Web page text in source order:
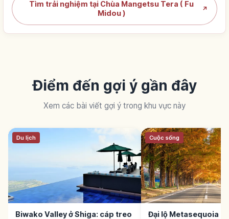
Tìm trải nghiệm tại Chùa Mangetsu Tera ( Fu
Midou )
↗
Điểm đến gợi ý gần đây
Xem các bài viết gợi ý trong khu vực này
Du lịch
Biwako Valley ở Shiga: cáp treo
Cuộc sống
Đại lộ Metasequoia